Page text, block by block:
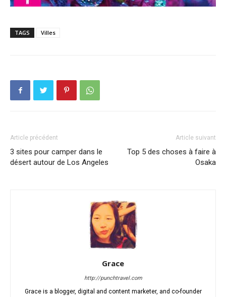
TAGS Villes
Article précédent
3 sites pour camper dans le
désert autour de Los Angeles
Article suivant
Top 5 des choses à faire à
Osaka
Grace
http://punchtravel.com
Grace is a blogger, digital and content marketer, and co-founder